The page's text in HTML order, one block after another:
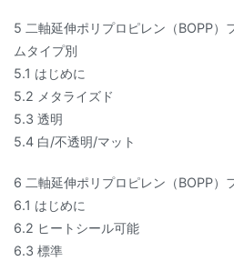
5 二軸延伸ポリプロピレン（BOPP）
ムタイプ別
5.1 はじめに
5.2 メタライズド
5.3 透明
5.4 白/不透明/マット
6 二軸延伸ポリプロピレン（BOPP）
6.1 はじめに
6.2 ヒートシール可能
6.3 標準